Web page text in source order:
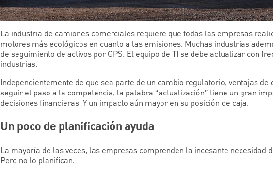
La industria de camiones comerciales requiere que todas las empresas
motores más ecológicos en cuanto a las emisiones. Muchas industrias
de seguimiento de activos por GPS. El equipo de TI se debe actualizar con
industrias.
Independientemente de que sea parte de un cambio regulatorio, ventajas
seguir el paso a la competencia, la palabra “actualización” tiene un gran
decisiones financieras. Y un impacto aún mayor en su posición de caja.
Un poco de planificación ayuda
La mayoría de las veces, las empresas comprenden la incesante necesidad
Pero no lo planifican.